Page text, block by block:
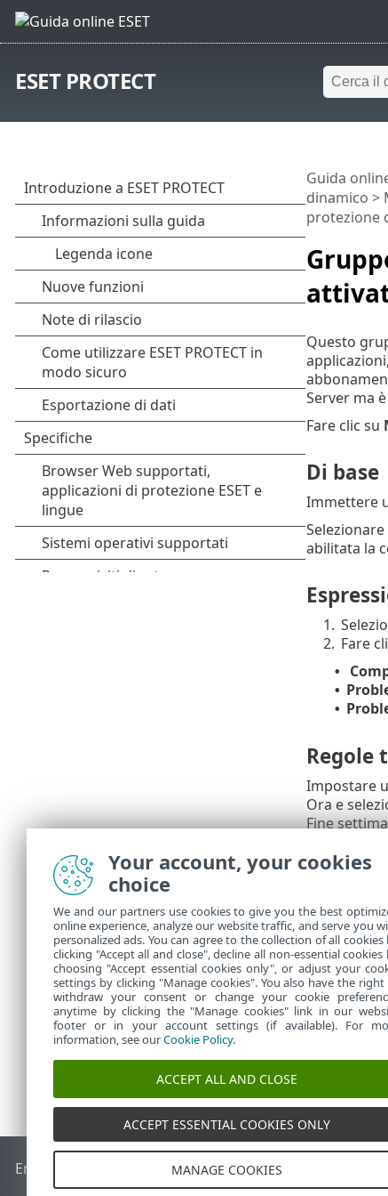
ESET PROTECT
Guida
dinamico >
protezione
Questo
Server ma
Fare clic su
Di base
Immettere
Selezionare
abilitata la
1.
2. Fare
•
•
•
Regole
Impostare
Ora e
Fine
Dopo aver
possibile
Rivedere le
tutti i
End of Life ESET Knowledge BaseForum ESET ESET
Your account, your cookies
choice
We and our partners use cookies to give you the best
online experience, analyze our website traffic, and serve you
personalized ads. You can agree to the collection of all cookies
clicking "Accept all and close", decline all non-essential cookies
choosing "Accept essential cookies only", or adjust your
settings by clicking "Manage cookies". You also have the right
withdraw your consent or change your cookie
anytime by clicking the "Manage cookies" link in our
footer or in your account settings (if available). For
information, see ourCookie Policy.
ACCEPT ALL AND CLOSE
ACCEPT ESSENTIAL COOKIES ONLY
MANAGE COOKIES